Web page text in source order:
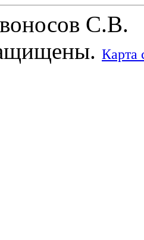
С.В.
Карта